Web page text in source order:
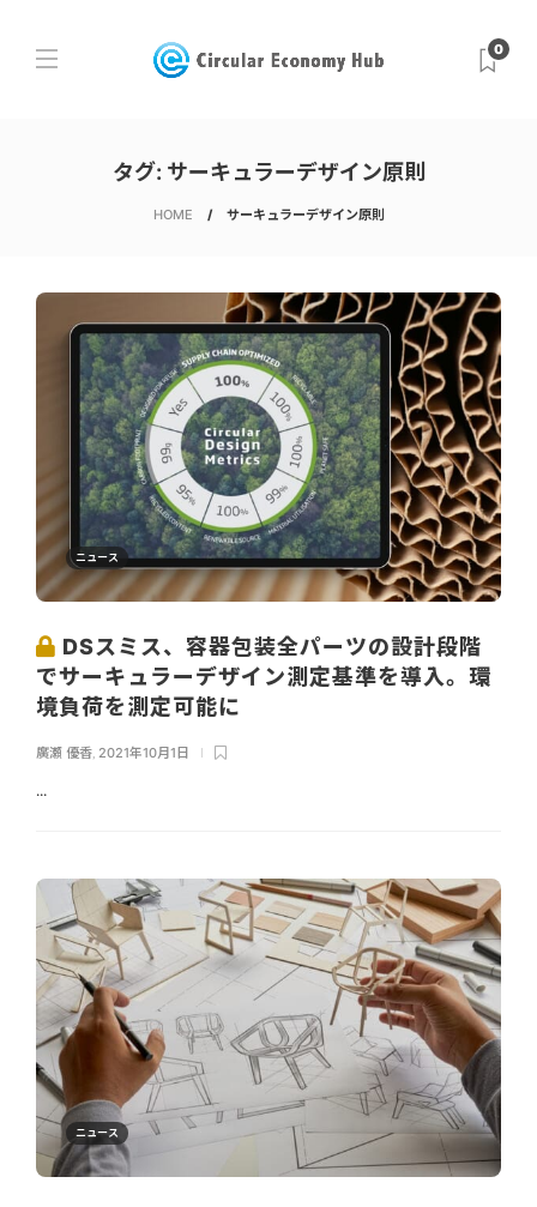
0
タグ: サーキュラーデザイン原則
HOME サーキュラーデザイン原則
ニュース
DSスミス、容器包装全パーツの設計段階
でサーキュラーデザイン測定基準を導入。環
境負荷を測定可能に
廣瀬 優香, 2021年10月1日
...
ニュース